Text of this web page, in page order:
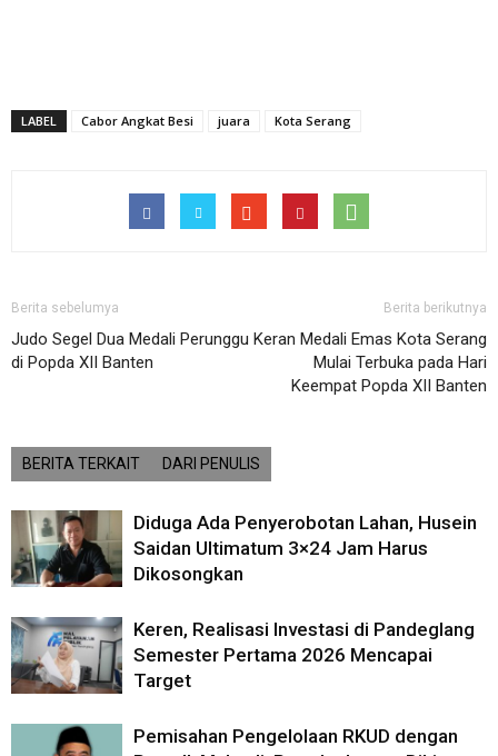
LABEL Cabor Angkat Besi juara Kota Serang
Berita sebelumya
Judo Segel Dua Medali Perunggu
di Popda XII Banten
Berita berikutnya
Keran Medali Emas Kota Serang
Mulai Terbuka pada Hari
Keempat Popda XII Banten
BERITA TERKAIT DARI PENULIS
Diduga Ada Penyerobotan Lahan, Husein
Saidan Ultimatum 3×24 Jam Harus
Dikosongkan
Keren, Realisasi Investasi di Pandeglang
Semester Pertama 2026 Mencapai
Target
Pemisahan Pengelolaan RKUD dengan